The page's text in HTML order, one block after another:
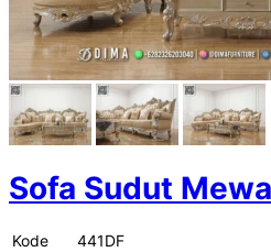
Sofa Sudut
Kode
441DF